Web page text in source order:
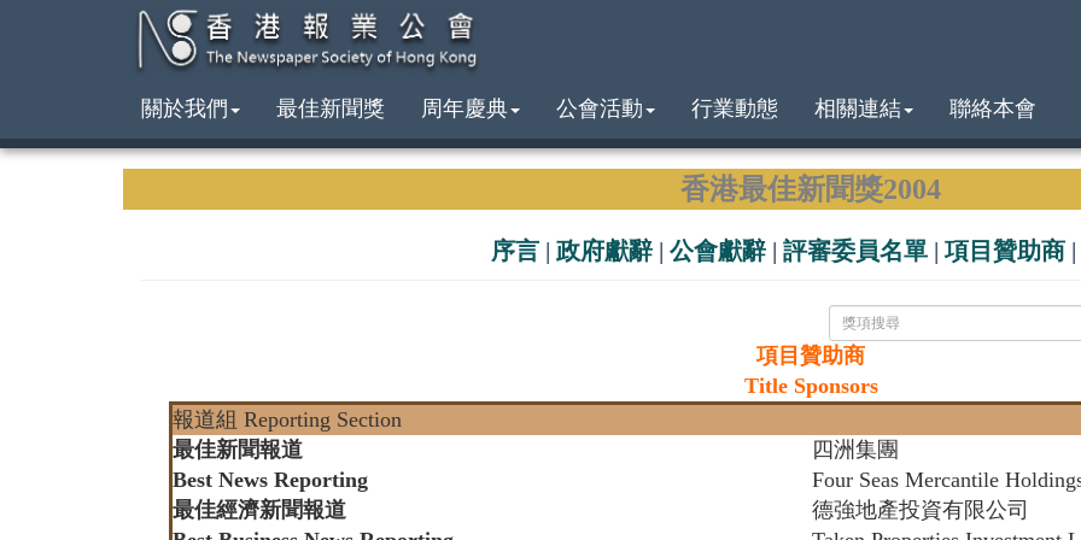
關於我們 最佳新聞獎 周年慶典 公會活動 行業動態 相關連結 聯絡本會
香港最佳新聞獎2004
序言 | 政府獻辭 | 公會獻辭 | 評審委員名單 | 項目贊助商 |
項目贊助商
Title Sponsors
報道組 Reporting Section
最佳新聞報道
Best News Reporting
四洲集團
Four Seas Mercantile
最佳經濟新聞報道
德強地產投資有限公司